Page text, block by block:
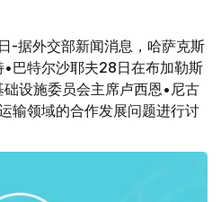
-据外交部新闻消息，哈萨克斯
巴特尔沙耶夫28日在布加勒斯
设施委员会主席卢西恩•尼古
输领域的合作发展问题进行讨